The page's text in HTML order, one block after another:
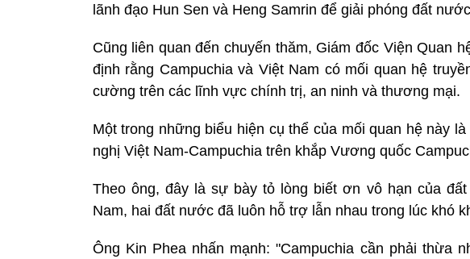
lãnh đạo Hun Sen và Heng Samrin để giải phóng đất
Cũng liên quan đến chuyến thăm, Giám đốc Viện Quan
định rằng Campuchia và Việt Nam có mối quan hệ
cường trên các lĩnh vực chính trị, an ninh và thương mại.
Một trong những biểu hiện cụ thể của mối quan hệ này
nghị Việt Nam-Campuchia trên khắp Vương quốc
Theo ông, đây là sự bày tỏ lòng biết ơn vô hạn của
Nam, hai đất nước đã luôn hỗ trợ lẫn nhau trong lúc khó
Ông Kin Phea nhấn mạnh: "Campuchia cần phải thừa